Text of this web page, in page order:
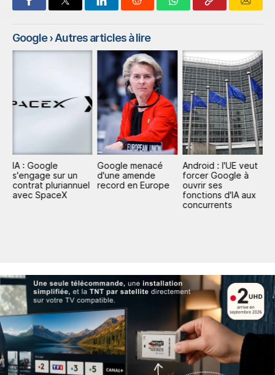
Google› Autres articles à lire
IA : Google
s'engage sur un
contrat pluriannuel
avec SpaceX
Google menacé
d'une amende
record en Europe
Android : l'UE veut
forcer Google à
ouvrir ses
fonctions d'IA aux
concurrents